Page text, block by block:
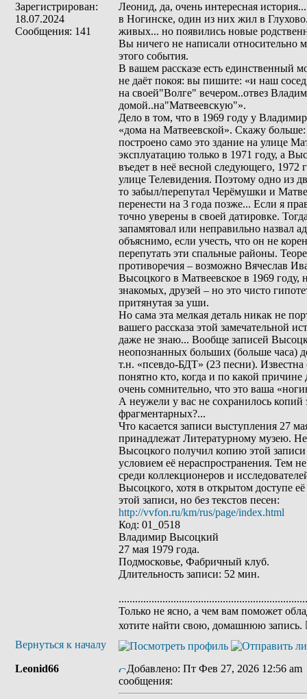
Зарегистрирован:
18.07.2024
Сообщения: 141
Леонид, да, очень интересная
в Ногинске, один из них жил в
живых... но появились новые
Вы ничего не написали относительно
этого события.
В вашем рассказе есть единственный
не даёт покоя: вы пишите: «и наш
на своей"Волге" вечером..отвез
домой..на"Матвеевскую"».
Дело в том, что в 1969 году у
«дома на Матвеевской». Скажу
построено само это здание на улице
эксплуатацию только в 1971 году, а
въедет в неё весной следующего, 1972
улице Телевидения. Поэтому одно из
то забыл/перепутал Черёмушки и
перенести на 3 года позже... Если я
точно уверены в своей датировке.
запамятовал или неправильно назвал
объяснимо, если учесть, что он не
перепутать эти спальные районы.
противоречия – возможно Вячеслав
Высоцкого в Матвеевское в 1969 году,
знакомых, друзей – но это чисто
притянутая за уши.
Но сама эта мелкая деталь никак не
вашего рассказа этой замечательной
даже не знаю... Вообще записей
неопознанных больших (больше часа)
т.н. «псевдо-БДТ» (23 песни). Известна
понятно кто, когда и по какой
очень сомнительно, что это ваша
А неужели у вас не сохранилось копий
фрагментарных?...
Что касается записи выступления 27
принадлежат Литературному музею.
Высоцкого получил копию этой записи
условием её нераспространения. Тем
среди коллекционеров и
Высоцкого, хотя в открытом доступе
этой записи, но без текстов песен:
http://vvfon.ru/km/rus/page/index.html
Код: 01_0518
Владимир Высоцкий
27 мая 1979 года.
Подмосковье, Фабричный клуб.
Длительность записи: 52 мин.
Только не ясно, а чем вам поможет
хотите найти свою, домашнюю запись.
Вернуться к началу
Leonid66 Добавлено: Пт Фев 27, 2026 12:56 am
сообщения: